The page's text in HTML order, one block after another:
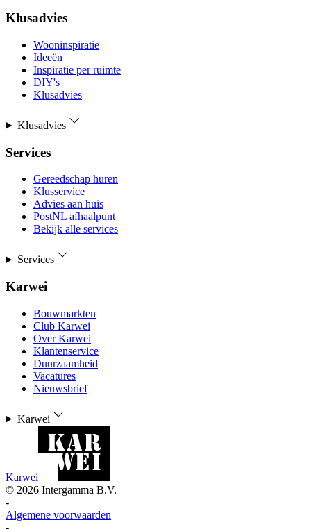
Klusadvies
Wooninspiratie
Ideeën
Inspiratie per ruimte
DIY's
Klusadvies
Klusadvies
Services
Gereedschap huren
Klusservice
Advies aan huis
PostNL afhaalpunt
Bekijk alle services
Services
Karwei
Bouwmarkten
Club Karwei
Over Karwei
Klantenservice
Duurzaamheid
Vacatures
Nieuwsbrief
Karwei
Karwei
© 2026 Intergamma B.V.
-
Algemene voorwaarden